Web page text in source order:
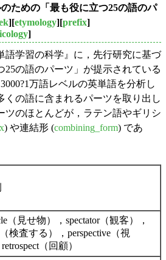
ための「最も役に立つ25の語のパ
][etymology][prefix]
]
学習の科学』に，先行研究に基づ
25の語のパーツ」が提示されている
万語レベルの英単語を分析し
くの語に含まれるパーツを取り出し
ツのほとんどが，ラテン語やギリシ
) や連結形 (combining_form) であ
（見せ物），spectator（観客），
検査する），perspective（視
（回顧）